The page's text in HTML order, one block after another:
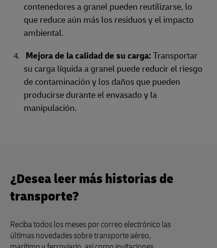
contenedores a granel pueden reutilizarse, lo
que reduce aún más los residuos y el impacto
ambiental.
Mejora de la calidad de su carga: Transportar
su carga líquida a granel puede reducir el riesgo
de contaminación y los daños que pueden
producirse durante el envasado y la
manipulación.
¿Desea leer más historias de
transporte?
Reciba todos los meses por correo electrónico las
últimas novedades sobre transporte aéreo,